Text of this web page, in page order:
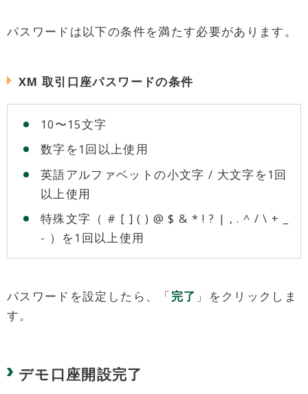
パスワードは以下の条件を満たす必要があります。
XM 取引口座パスワードの条件
10〜15文字
数字を1回以上使用
英語アルファベットの小文字 / 大文字を1回
以上使用
特殊文字（ # [ ] ( ) @ $ & * ! ? | , . ^ / \ + _
- ）を1回以上使用
パスワードを設定したら、「完了 」をクリックしま
す。
デモ口座開設完了